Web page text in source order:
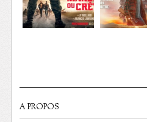
A PROPOS